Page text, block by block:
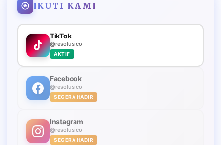
IKUTI KAMI
TikTok
@resolusico
AKTIF
Facebook
@resolusico
SEGERA HADIR
Instagram
@resolusico
SEGERA HADIR